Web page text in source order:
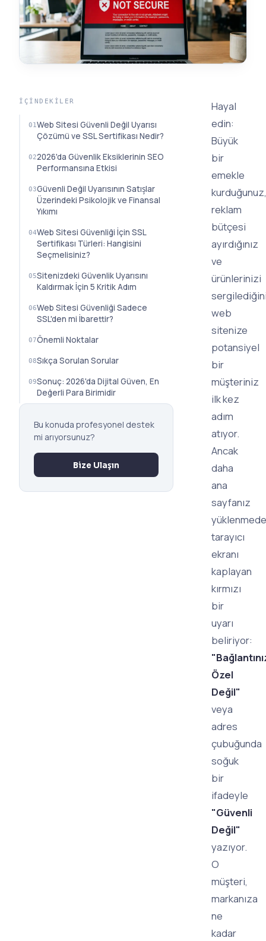
İÇINDEKILER
Web Sitesi Güvenli Değil Uyarısı
Çözümü ve SSL Sertifikası Nedir?
2026'da Güvenlik Eksiklerinin SEO
Performansına Etkisi
Güvenli Değil Uyarısının Satışlar
Üzerindeki Psikolojik ve Finansal
Yıkımı
Web Sitesi Güvenliği İçin SSL
Sertifikası Türleri: Hangisini
Seçmelisiniz?
Sitenizdeki Güvenlik Uyarısını
Kaldırmak İçin 5 Kritik Adım
Web Sitesi Güvenliği Sadece
SSL'den mi İbarettir?
Önemli Noktalar
Sıkça Sorulan Sorular
Sonuç: 2026'da Dijital Güven, En
Değerli Para Birimidir
Bu konuda profesyonel destek
mi arıyorsunuz?
Bize Ulaşın
Hayal
edin:
Büyük
bir
emekle
kurduğunuz,
reklam
bütçesi
ayırdığınız
ve
ürünlerinizi
web
sitenize
potansiyel
bir
müşteriniz
ilk kez
adım
atıyor.
Ancak
daha
ana
sayfanız
tarayıcı
ekranı
kaplayan
kırmızı
bir
uyarı
beliriyor:
Özel
Değil"
veya
adres
çubuğunda
soğuk
bir
ifadeyle
"Güvenli
Değil"
yazıyor.
O
müşteri,
markanıza
ne
kadar